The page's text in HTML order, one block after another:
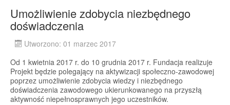
Umożliwienie zdobycia niezbędnego
doświadczenia
Utworzono: 01 marzec 2017
Od 1 kwietnia 2017 r. do 10 grudnia 2017 r. Fundacja realizuje
Projekt będzie polegający na aktywizacji społeczno-zawodowej
poprzez umożliwienie zdobycia wiedzy i niezbędnego
doświadczenia zawodowego ukierunkowanego na przyszłą
aktywność niepełnosprawnych jego uczestników.